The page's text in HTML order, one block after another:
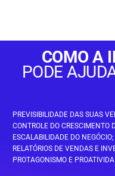
COMO A
PODE
PREVISIBILIDADE DAS SUAS
CONTROLE DO CRESCIMENTO
ESCALABILIDADE DO NEGÓCIO;
RELATÓRIOS DE VENDAS E
PROTAGONISMO E